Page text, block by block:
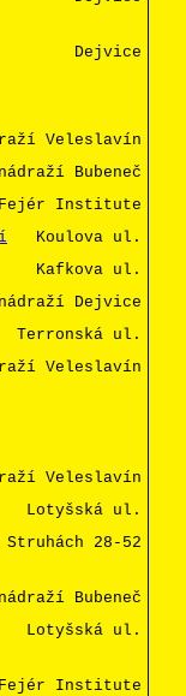
Dejvice
Veleslavín
Bubeneč
Institute
Koulova ul.
Kafkova ul.
Dejvice
Terronská ul.
Veleslavín
Veleslavín
Lotyšská ul.
Struhách 28-52
Bubeneč
Lotyšská ul.
Institute